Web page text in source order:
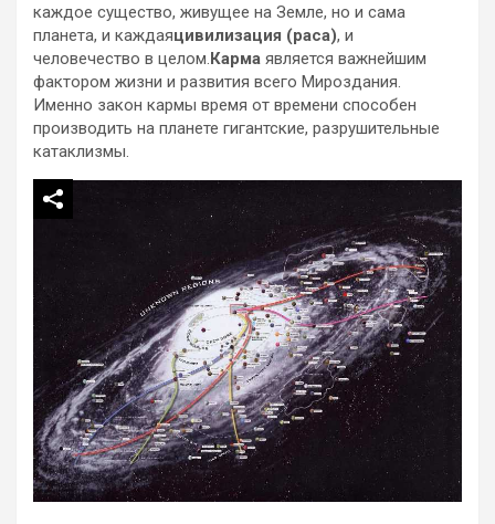
каждое существо, живущее на Земле, но и сама
планета, и каждаяцивилизация (раса), и
человечество в целом.Карма является важнейшим
фактором жизни и развития всего Мироздания.
Именно закон кармы время от времени способен
производить на планете гигантские, разрушительные
катаклизмы.